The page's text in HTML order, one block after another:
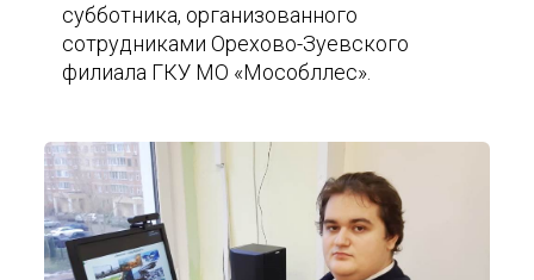
субботника, организованного
сотрудниками Орехово-Зуевского
филиала ГКУ МО «Мособллес».